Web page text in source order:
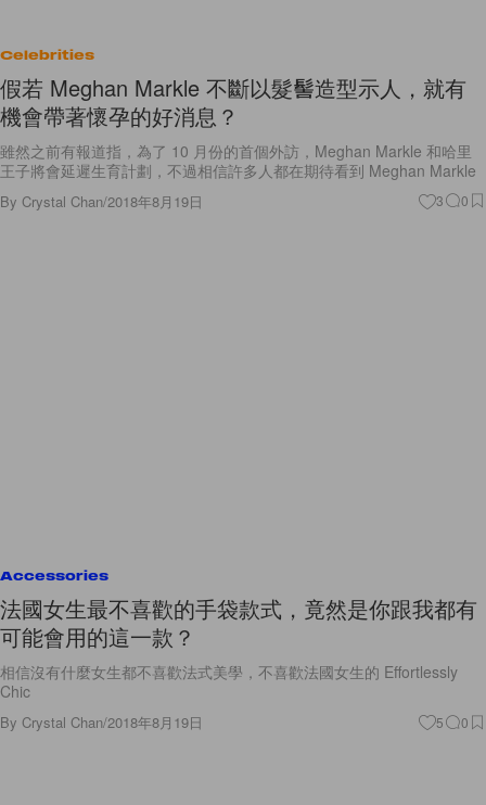
Celebrities
假若 Meghan Markle 不斷以髮髻造型示人，就有
機會帶著懷孕的好消息？
雖然之前有報道指，為了 10 月份的首個外訪，Meghan Markle 和哈里
王子將會延遲生育計劃，不過相信許多人都在期待看到 Meghan Markle
By Crystal Chan/2018年8月19日 3 0
Accessories
法國女生最不喜歡的手袋款式，竟然是你跟我都有
可能會用的這一款？
相信沒有什麼女生都不喜歡法式美學，不喜歡法國女生的 Effortlessly
Chic
By Crystal Chan/2018年8月19日 5 0